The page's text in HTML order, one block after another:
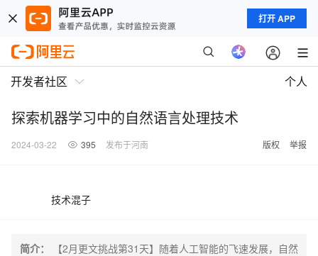
打开 APP
开发者社区 个人
探索机器学习中的自然语言处理技术
2024-03-22 395 发布于河南 版权 举报
技术混子
简介：
【2月更文挑战第31天】随着人工智能的飞速发展，自然